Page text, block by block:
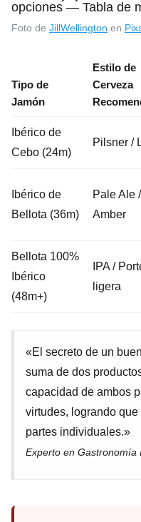
Foto de JillWellington en
Tipo de
Jamón
Estilo de
Cerveza
Ibérico de
Cebo (24m)
Pilsner /
Ibérico de
Bellota (36m)
Pale Ale /
Amber
Bellota 100%
Ibérico
(48m+)
IPA /
ligera
«El secreto de un
suma de dos
capacidad de ambos
virtudes, logrando
partes individuales.»
Experto en Gastronomía